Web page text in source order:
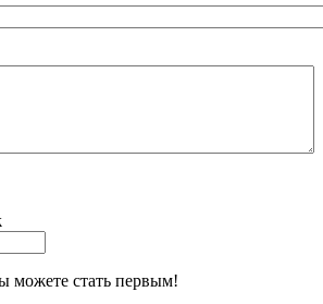
можете стать первым!